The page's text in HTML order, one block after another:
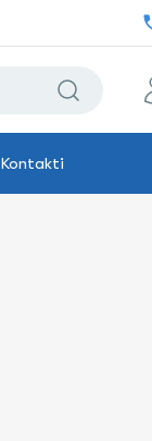
Kontakti